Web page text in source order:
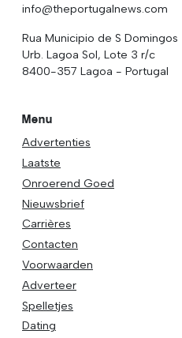
info@theportugalnews.com
Rua Municipio de S Domingos
Urb. Lagoa Sol, Lote 3 r/c
8400-357 Lagoa - Portugal
Menu
Advertenties
Laatste
Onroerend Goed
Nieuwsbrief
Carrières
Contacten
Voorwaarden
Adverteer
Spelletjes
Dating